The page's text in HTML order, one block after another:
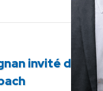
invité de